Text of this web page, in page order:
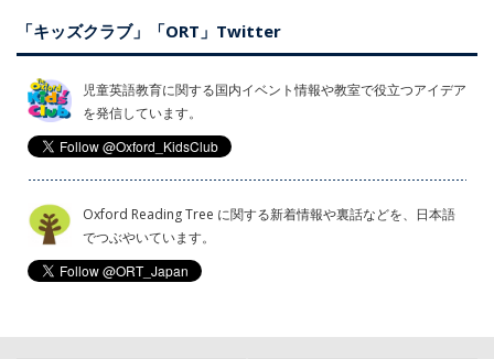
「キッズクラブ」「ORT」Twitter
児童英語教育に関する国内イベント情報や教室で役立つアイデア
を発信しています。
Oxford Reading Tree に関する新着情報や裏話などを、日本語
でつぶやいています。